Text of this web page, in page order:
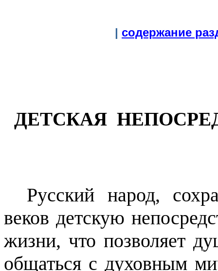
| содержание
ДЕТСКАЯ
Русский народ,
веков детскую
жизни, что позволяет
общаться с духовным